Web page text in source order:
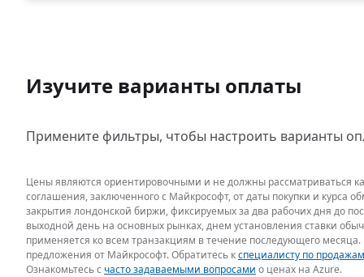
Изучите варианты оплаты
Примените фильтры, чтобы настроить варианты
Цены являются ориентировочными и не должны рассматриваться
соглашения, заключенного с Майкрософт, от даты покупки и курса
закрытия лондонской биржи, фиксируемых за два рабочих дня до
выходной день на основных рынках, днем установления ставки
применяется ко всем транзакциям в течение последующего
предложения от Майкрософт. Обратитесь кспециалисту по
Ознакомьтесь счасто задаваемыми вопросами о ценах на Azure.